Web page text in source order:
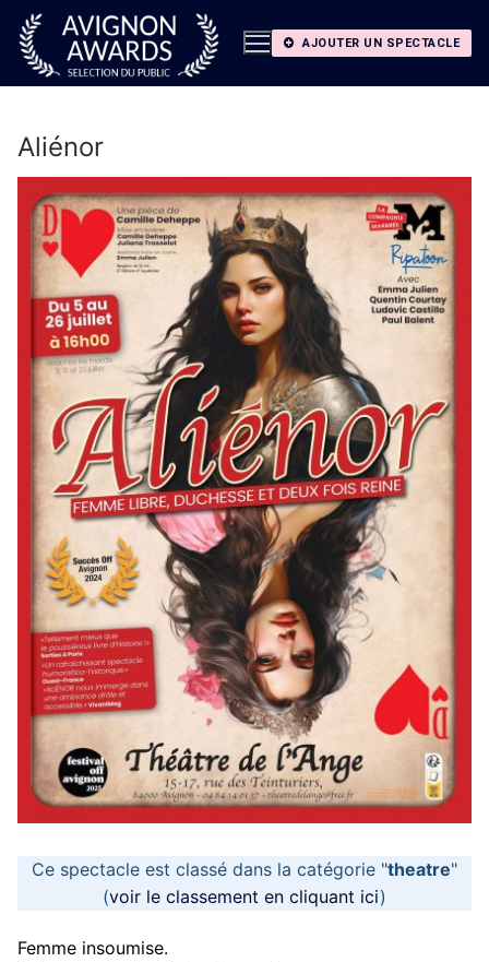
Aller
contenu
AJOUTER UN SPECTACLE
Aliénor
Ce spectacle est classé dans la catégorie "theatre"
(voir le classement en cliquant ici)
Femme insoumise.